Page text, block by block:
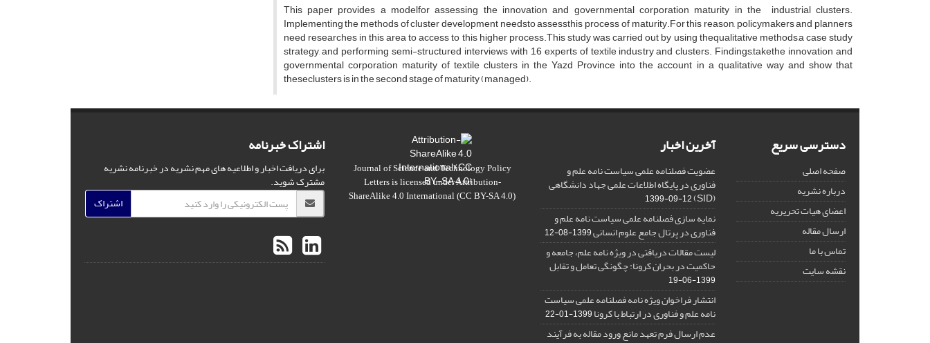
This paper provides a modelfor assessing the innovation and governmental corporation maturity in the industrial clusters.
Implementing the methods of cluster development needsto assessthis process of maturity.For this reason, policymakers and planners
need researches in this area to access to this higher process.This study was carried out by using thequalitative methods,a case study
strategy, and performing semi-structured interviews with 16 experts of textile industry and clusters. Findings,takethe innovation and
governmental corporation maturity of textile clusters in the Yazd Province into the account in a qualitative way and show that
theseclusters is in the second stage of maturity (managed).
دسترسی سریع
صفحه اصلی
درباره نشریه
اعضای هیات تحریریه
ارسال مقاله
تماس با ما
نقشه سایت
آخرین اخبار
عضویت فصلنامه علمی سیاست نامه علم و
فناوری در پایگاه اطلاعات علمی جهاد دانشگاهی
(SID)
1399-09-12
نمایه سازی فصلنامه علمی سیاست نامه علم و
فناوری در پرتال جامع علوم انسانی1399-08-12
لیست مقالات دریافتی در ویژه نامه علم، جامعه و
حاکمیت در بحران کرونا: چگونگی تعامل و تقابل
1399-06-19
انتشار فراخوان ویژه‏ نامه فصلنامه علمی سیاست
نامه علم و فناوری در ارتباط با کرونا1399-01-22
عدم ارسال فرم تعهد مانع ورود مقاله به فرآیند
Journal of Science and Technology Policy
Lettersis licensed underAttribution-
ShareAlike 4.0 International (CC BY-SA 4.0)
اشتراک خبرنامه
برای دریافت اخبار و اطلاعیه های مهم نشریه در خبرنامه نشریه
مشترک شوید.
اشتراک